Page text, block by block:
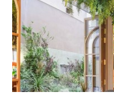
bật khu vực ban công hay
cafe, nhà hàng,..